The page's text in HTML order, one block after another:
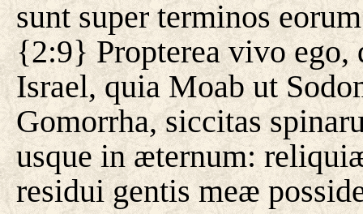
sunt super terminos
{2:9} Propterea vivo ego,
Israel, quia Moab ut
Gomorrha, siccitas
usque in æternum:
residui gentis meæ